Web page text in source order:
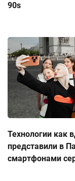
90s
Технологии как
представили в
смартфонами